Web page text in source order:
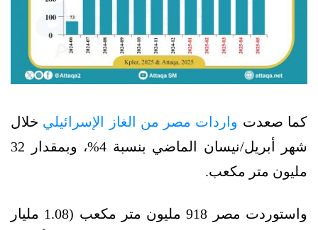
كما صعدت واردات مصر من الغاز الإسرائيلي خلال
شهر أبريل/نيسان الماضي بنسبة 4%، وبمقدار 32
مليون متر مكعب.
واستوردت مصر 918 مليون متر مكعب (1.08 مليار